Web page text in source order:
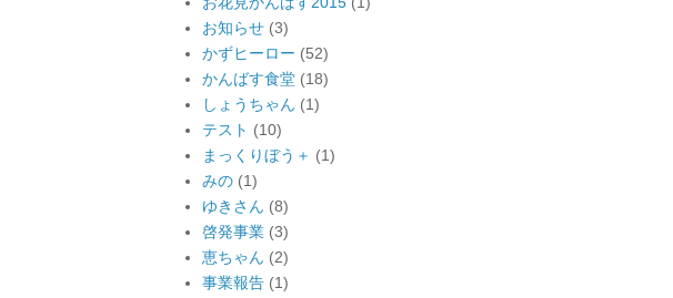
お知らせ (3)
かずヒーロー (52)
かんばす食堂 (18)
しょうちゃん (1)
テスト (10)
まっくりぼう＋ (1)
みの (1)
ゆきさん (8)
啓発事業 (3)
恵ちゃん (2)
事業報告 (1)